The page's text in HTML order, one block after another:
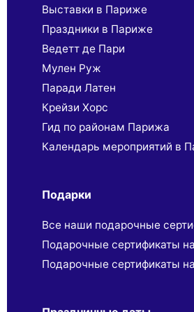
Выставки в Париже
Праздники в Париже
Ведетт де Пари
Мулен Руж
Паради Латен
Крейзи Хорс
Гид по районам Парижа
Календарь мероприятий в
Подарки
Все наши подарочные
Подарочные сертификаты
Подарочные сертификаты